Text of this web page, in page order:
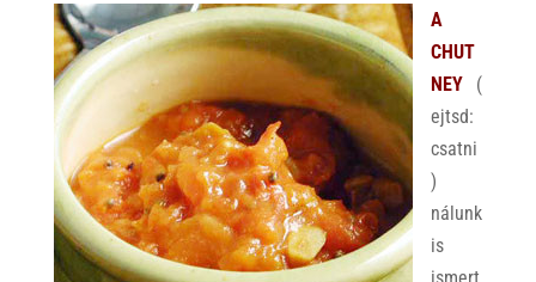
p
p
o
A
CHUT
NEY(
ejtsd:
csatni
)
nálunk
is